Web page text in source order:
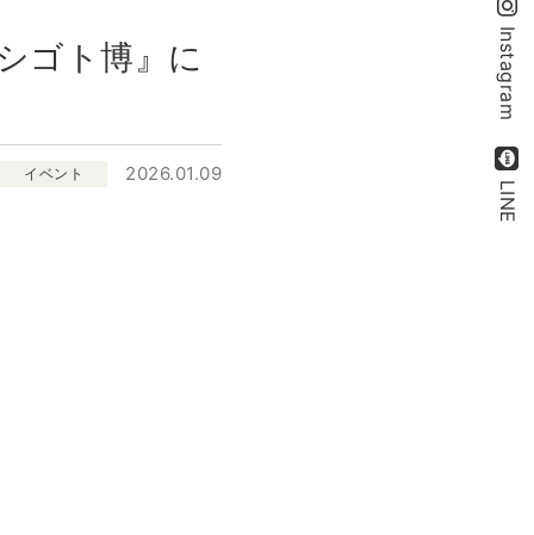
ゴト博』に
イベント 2026.01.09
Instagram
LINE